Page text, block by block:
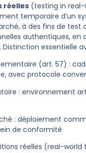
réelles (testing in
temporaire d’un
à des fins de test
authentiques, en
essentielle
(art. 57) :
avec protocole
: environnement
: déploiement
de conformité
réelles (real-world